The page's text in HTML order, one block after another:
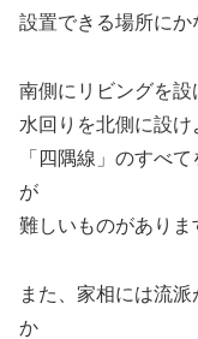
設置できる場所にか
南側にリビングを
水回りを北側に設け
「四隅線」のすべ
が
難しいものがありま
また、家相には流
か